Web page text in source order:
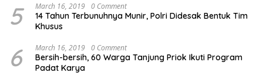
5 March 16, 2019 0 Comment
14 Tahun Terbunuhnya Munir, Polri Didesak Bentuk Tim
Khusus
6 March 16, 2019 0 Comment
Bersih-bersih, 60 Warga Tanjung Priok Ikuti Program
Padat Karya